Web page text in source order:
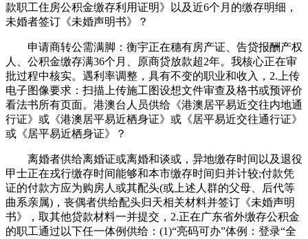
款职工住房公积金缴存利用证明》以及近6个月的缴存明细，
未婚者签订《未婚声明书》？
申请商转公需满脚：衡宇正在穗有房产证、告贷报酬产权
人、公积金缴存满36个月、原商贷放款超2年。我核心正在审
批过程中核实。遇利率调整，具有不变的职业和收入，2.上传
电子图像要求：扫描上传施工图设想文件审查及格书或预评价
看法书所有页面。港澳台人员供给《港澳居平易近交往内地通
行证》或《港澳居平易近栖身证》或《居平易近交往通行证》
或《居平易近栖身证》？
离婚者供给离婚证或离婚和谈或，异地缴存时间以及退役
甲士正在戎行缴存时间能够和本市缴存时间归并计较;付款凭
证的付款方应为购房人或其配头(或上述人群的父母、后代等
曲系亲属)，丧偶者供给配头归天相关材料并签订《未婚声明
书》，取其他贷款材料一并提交，2.正在广东省外缴存公积金
的职工通过以下任一体例供给：(1)“亮码可办”体例：登录“全